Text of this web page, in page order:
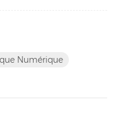
les produits que
les données de poids
； La fonc...
Numérique